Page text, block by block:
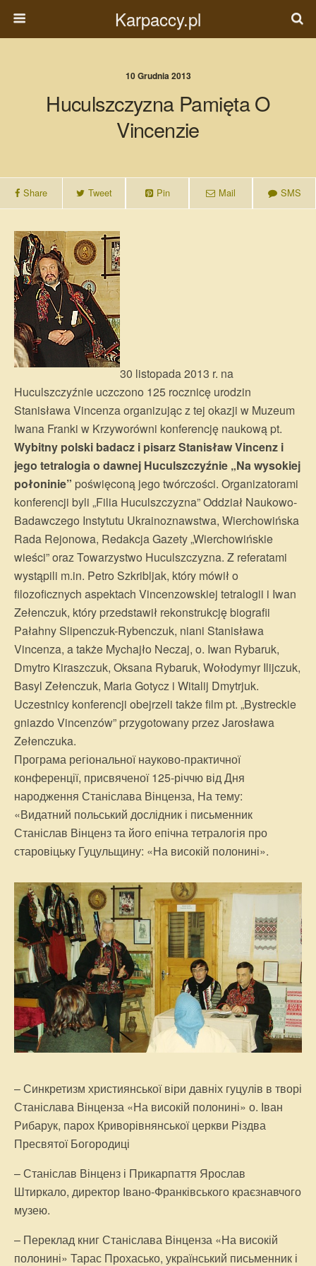
Karpaccy.pl
10 Grudnia 2013
Huculszczyzna Pamięta O
Vincenzie
Share Tweet Pin Mail SMS
30 listopada 2013 r. na
Huculszczyźnie uczczono 125 rocznicę urodzin
Stanisława Vincenza organizując z tej okazji w Muzeum
Iwana Franki w Krzyworówni konferencję naukową pt.
Wybitny polski badacz i pisarz Stanisław Vincenz i
jego tetralogia o dawnej Huculszczyźnie „Na wysokiej
połoninie” poświęconą jego twórczości. Organizatorami
konferencji byli „Filia Huculszczyzna” Oddział Naukowo-
Badawczego Instytutu Ukrainoznawstwa, Wierchowińska
Rada Rejonowa, Redakcja Gazety „Wierchowińskie
wieści” oraz Towarzystwo Huculszczyzna. Z referatami
wystąpili m.in. Petro Szkribljak, który mówił o
filozoficznych aspektach Vincenzowskiej tetralogii i Iwan
Zełenczuk, który przedstawił rekonstrukcję biografii
Pałahny Slipenczuk-Rybenczuk, niani Stanisława
Vincenza, a także Mychajło Neczaj, o. Iwan Rybaruk,
Dmytro Kiraszczuk, Oksana Rybaruk, Wołodymyr Ilijczuk,
Basyl Zełenczuk, Maria Gotycz i Witalij Dmytrjuk.
Uczestnicy konferencji obejrzeli także film pt. „Bystreckie
gniazdo Vincenzów” przygotowany przez Jarosława
Zełenczuka.
Програма регіональної науково-практичної
конференції, присвяченої 125-річчю від Дня
народження Станіслава Вінценза, На тему:
«Видатний польський дослідник і письменник
Станіслав Вінценз та його епічна тетралогія про
старовіцьку Гуцульщину: «На високій полонині».
– Синкретизм християнської віри давніх гуцулів в творі
Станіслава Вінценза «На високій полонині» о. Іван
Рибарук, парох Криворівнянської церкви Різдва
Пресвятої Богородиці
– Станіслав Вінценз і Прикарпаття Ярослав
Штиркало, директор Івано-Франківського краєзнавчого
музею.
– Переклад книг Станіслава Вінценза «На високій
полонині» Тарас Прохасько, український письменник і